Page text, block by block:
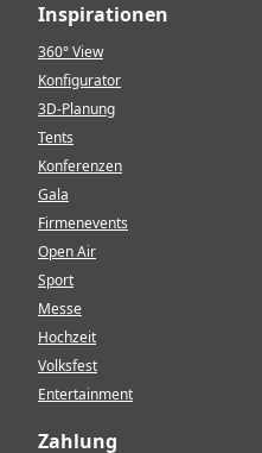
Inspirationen
360° View
Konfigurator
3D-Planung
Tents
Konferenzen
Gala
Firmenevents
Open Air
Sport
Messe
Hochzeit
Volksfest
Entertainment
Zahlung